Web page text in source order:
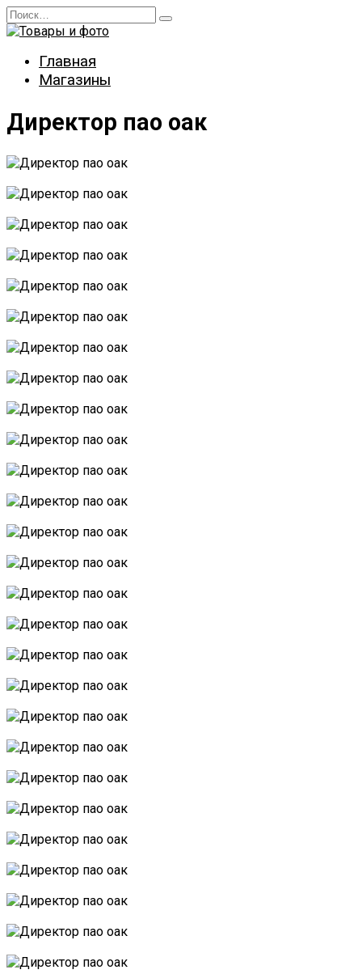
Перейти
к
Search
for:
Главная
Магазины
Директор пао оак